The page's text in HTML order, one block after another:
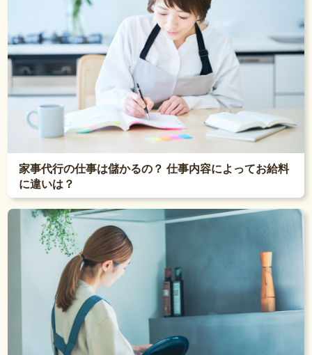
家事代行の仕事は儲かるの？ 仕事内容によってお給料
に違いは？